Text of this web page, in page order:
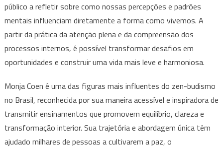
público a refletir sobre como nossas percepções e padrões
mentais influenciam diretamente a forma como vivemos. A
partir da prática da atenção plena e da compreensão dos
processos internos, é possível transformar desafios em
oportunidades e construir uma vida mais leve e harmoniosa.
Monja Coen é uma das figuras mais influentes do zen-budismo
no Brasil, reconhecida por sua maneira acessível e inspiradora de
transmitir ensinamentos que promovem equilíbrio, clareza e
transformação interior. Sua trajetória e abordagem única têm
ajudado milhares de pessoas a cultivarem a paz, o